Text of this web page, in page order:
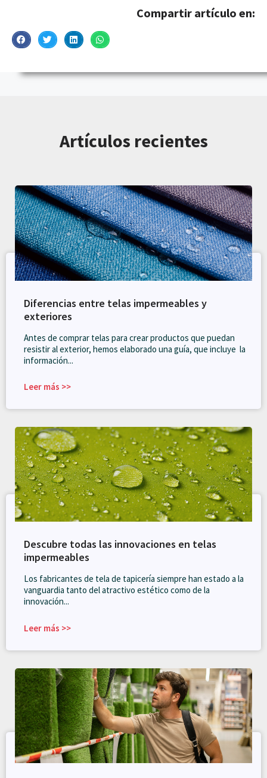
Compartir artículo en:
Artículos recientes
Diferencias entre telas impermeables y
exteriores
Antes de comprar telas para crear productos que puedan
resistir al exterior, hemos elaborado una guía, que incluye la
información...
Leer más >>
Descubre todas las innovaciones en telas
impermeables
Los fabricantes de tela de tapicería siempre han estado a la
vanguardia tanto del atractivo estético como de la
innovación...
Leer más >>